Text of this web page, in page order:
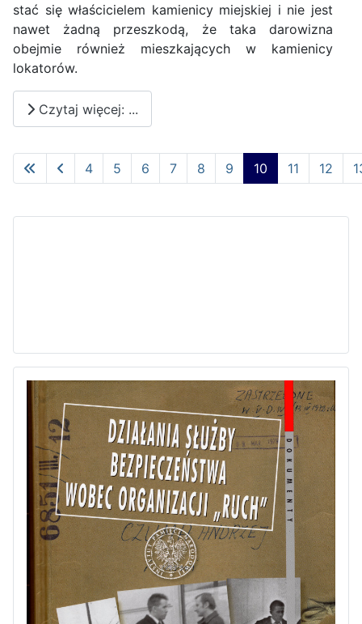
stać się właścicielem kamienicy miejskiej i nie jest
nawet żadną przeszkodą, że taka darowizna
obejmie również mieszkających w kamienicy
lokatorów.
Czytaj więcej: ...
Strona 10 z 13
4 5 6 7 8 9 10 11 12